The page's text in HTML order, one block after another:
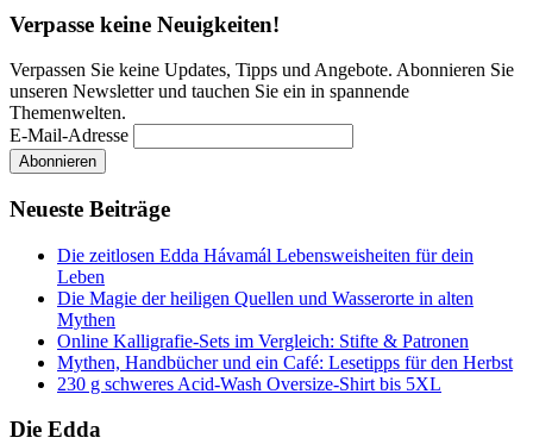
Verpasse keine Neuigkeiten!
Verpassen Sie keine Updates, Tipps und Angebote. Abonnieren Sie
unseren Newsletter und tauchen Sie ein in spannende
Themenwelten.
E-Mail-Adresse
Neueste Beiträge
Die zeitlosen Edda Hávamál Lebensweisheiten für dein
Leben
Die Magie der heiligen Quellen und Wasserorte in alten
Mythen
Online Kalligrafie‑Sets im Vergleich: Stifte & Patronen
Mythen, Handbücher und ein Café: Lesetipps für den Herbst
230 g schweres Acid-Wash Oversize-Shirt bis 5XL
Die Edda